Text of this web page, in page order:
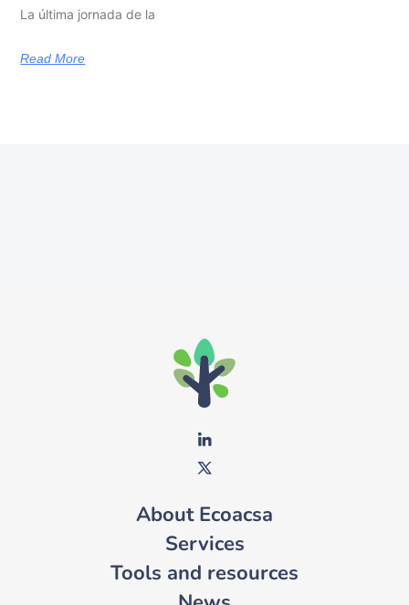
La última jornada de la
Read More
About Ecoacsa
Services
Tools and resources